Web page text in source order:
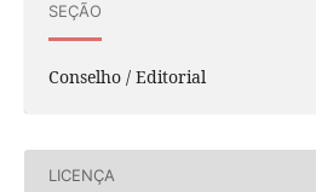
SEÇÃO
Conselho / Editorial
LICENÇA